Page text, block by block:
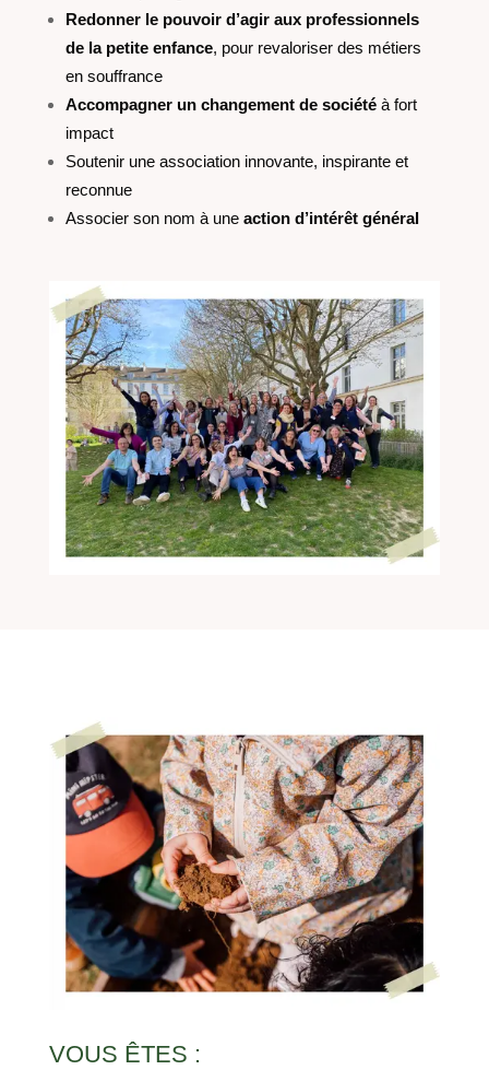
Redonner le pouvoir d’agir aux professionnels
de la petite enfance, pour revaloriser des métiers
en souffrance
Accompagner un changement de sociétéà fort
impact
Soutenir une association innovante, inspirante et
reconnue
Associer son nom à une action d’intérêt général
VOUS ÊTES :